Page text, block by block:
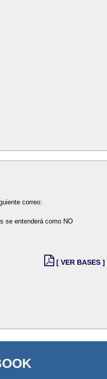
correo:
se entenderá como NO
[ VER BASES ]